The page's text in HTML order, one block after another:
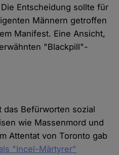
Entscheidung sollte für
Männern getroffen
Manifest. Eine Ansicht,
"Blackpill"-
Befürworten sozial
wie Massenmord und
Attentat von Toronto gab
"Incel-Märtyrer"